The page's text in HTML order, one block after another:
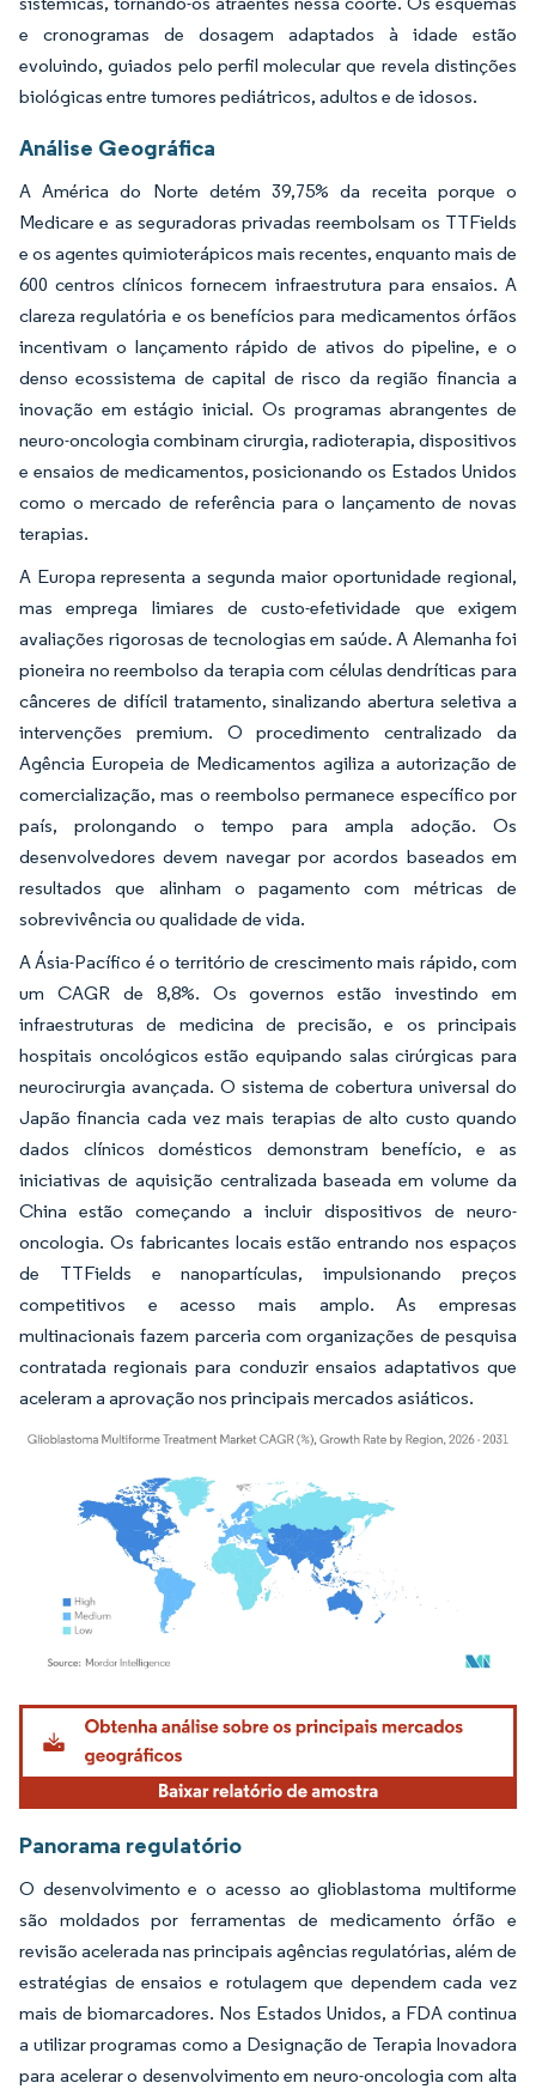
e cronogramas de dosagem adaptados à idade estão
evoluindo, guiados pelo perfil molecular que revela distinções
biológicas entre tumores pediátricos, adultos e de idosos.
Análise Geográfica
A América do Norte detém 39,75% da receita porque o
Medicare e as seguradoras privadas reembolsam os TTFields
e os agentes quimioterápicos mais recentes, enquanto mais de
600 centros clínicos fornecem infraestrutura para ensaios. A
clareza regulatória e os benefícios para medicamentos órfãos
incentivam o lançamento rápido de ativos do pipeline, e o
denso ecossistema de capital de risco da região financia a
inovação em estágio inicial. Os programas abrangentes de
neuro-oncologia combinam cirurgia, radioterapia, dispositivos
e ensaios de medicamentos, posicionando os Estados Unidos
como o mercado de referência para o lançamento de novas
terapias.
A Europa representa a segunda maior oportunidade regional,
mas emprega limiares de custo-efetividade que exigem
avaliações rigorosas de tecnologias em saúde. A Alemanha foi
pioneira no reembolso da terapia com células dendríticas para
cânceres de difícil tratamento, sinalizando abertura seletiva a
intervenções premium. O procedimento centralizado da
Agência Europeia de Medicamentos agiliza a autorização de
comercialização, mas o reembolso permanece específico por
país, prolongando o tempo para ampla adoção. Os
desenvolvedores devem navegar por acordos baseados em
resultados que alinham o pagamento com métricas de
sobrevivência ou qualidade de vida.
A Ásia-Pacífico é o território de crescimento mais rápido, com
um CAGR de 8,8%. Os governos estão investindo em
infraestruturas de medicina de precisão, e os principais
hospitais oncológicos estão equipando salas cirúrgicas para
neurocirurgia avançada. O sistema de cobertura universal do
Japão financia cada vez mais terapias de alto custo quando
dados clínicos domésticos demonstram benefício, e as
iniciativas de aquisição centralizada baseada em volume da
China estão começando a incluir dispositivos de neuro-
oncologia. Os fabricantes locais estão entrando nos espaços
de TTFields e nanopartículas, impulsionando preços
competitivos e acesso mais amplo. As empresas
multinacionais fazem parceria com organizações de pesquisa
contratada regionais para conduzir ensaios adaptativos que
aceleram a aprovação nos principais mercados asiáticos.
Imagem © Mordor Intelligence. O reuso requer atribuição conforme CC BY 4.0.
Panorama regulatório
O desenvolvimento e o acesso ao glioblastoma multiforme
são moldados por ferramentas de medicamento órfão e
revisão acelerada nas principais agências regulatórias, além de
estratégias de ensaios e rotulagem que dependem cada vez
mais de biomarcadores. Nos Estados Unidos, a FDA continua
a utilizar programas como a Designação de Terapia Inovadora
para acelerar o desenvolvimento em neuro-oncologia com alta